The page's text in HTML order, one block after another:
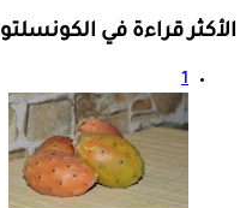
الأكثر قراءة في الكونسلتو
1